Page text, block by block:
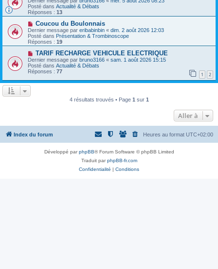
e
s
s
a
g
e
u
v
e
a
m
e
s
s
g
e
Posté dans Actualité & Débats
Réponses : 13
N
o
u
v
e
a
m
e
s
s
Coucou du Boulonnais
Dernier message par eribabinbin « dim. 2 août 2026 12:03
Posté dans Présentation & Trombinoscope
Réponses : 19
N
o
u
v
e
a
e
TARIF RECHARGE VEHICULE ELECTRIQUE
Dernier message par bruno3166 « sam. 1 août 2026 15:15
Posté dans Actualité & Débats
Réponses : 77 1 2
4 résultats trouvés • Page 1 sur 1
Aller à
Index du forum Heures au format UTC+02:00
Développé parphpBB® Forum Software © phpBB Limited
Traduit parphpBB-fr.com
Confidentialité | Conditions